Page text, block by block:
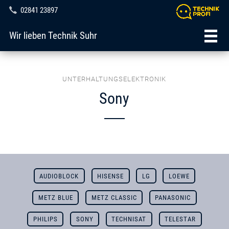
02841 23897
Wir lieben Technik Suhr
UNTERHALTUNGSELEKTRONIK
Sony
AUDIOBLOCK HISENSE LG LOEWE
METZ BLUE METZ CLASSIC PANASONIC
PHILIPS SONY TECHNISAT TELESTAR